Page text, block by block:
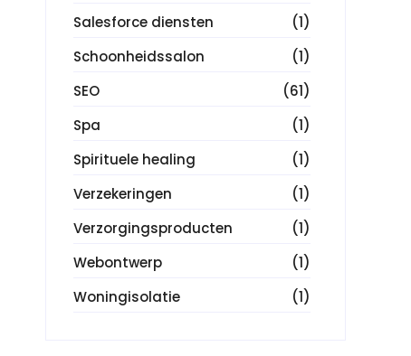
Salesforce diensten
(1)
Schoonheidssalon
(1)
SEO
(61)
Spa
(1)
Spirituele healing
(1)
Verzekeringen
(1)
Verzorgingsproducten
(1)
Webontwerp
(1)
Woningisolatie
(1)